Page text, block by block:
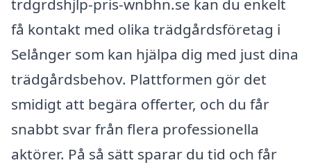
trdgrdshjlp-pris-wnbhn.se kan du enkelt
få kontakt med olika trädgårdsföretag i
Selånger som kan hjälpa dig med just dina
trädgårdsbehov. Plattformen gör det
smidigt att begära offerter, och du får
snabbt svar från flera professionella
aktörer. På så sätt sparar du tid och får